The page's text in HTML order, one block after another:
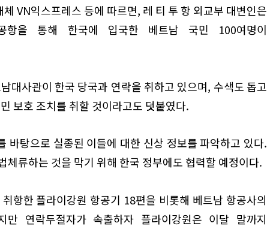
VN익스프레스 등에 따르면, 레 티 투 항 외교부 대변인은
항을 통해 한국에 입국한 베트남 국민 100여명이
대사관이 한국 당국과 연락을 취하고 있으며, 수색도 돕고
보호 조치를 취할 것이라고도 덧붙였다.
바탕으로 실종된 이들에 대한 신상 정보를 파악하고 있다.
체류하는 것을 막기 위해 한국 정부에도 협력할 예정이다.
항한 플라이강원 항공기 18편을 비롯해 베트남 항공사의
만 연락두절자가 속출하자 플라이강원은 이달 말까지